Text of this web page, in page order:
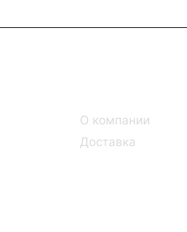
О компании
Доставка